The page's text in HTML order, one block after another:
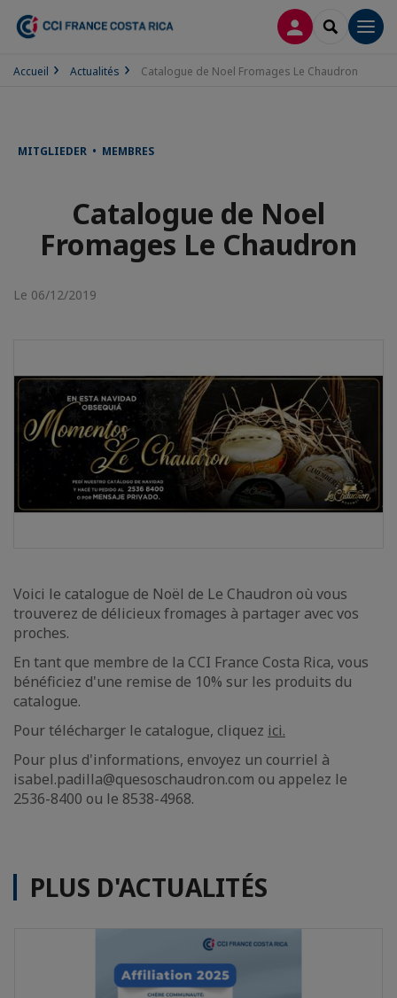
CONNEXION
Accueil Actualités Catalogue de Noel Fromages Le Chaudron
MITGLIEDER • MEMBRES
Catalogue de Noel
Fromages Le Chaudron
Le 06/12/2019
Voici le catalogue de Noël de Le Chaudron où vous
trouverez de délicieux fromages à partager avec vos
proches.
En tant que membre de la CCI France Costa Rica, vous
bénéficiez d'une remise de 10% sur les produits du
catalogue.
Pour télécharger le catalogue, cliquez ici.
Pour plus d'informations, envoyez un courriel à
isabel.padilla@quesoschaudron.com ou appelez le
2536-8400 ou le 8538-4968.
PLUS D'ACTUALITÉS